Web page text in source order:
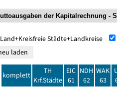
Land+Kreisfreie Städte+Landkreise
komplett
TH
Krf.Städte
EIC
61
NDH
62
WAK
63